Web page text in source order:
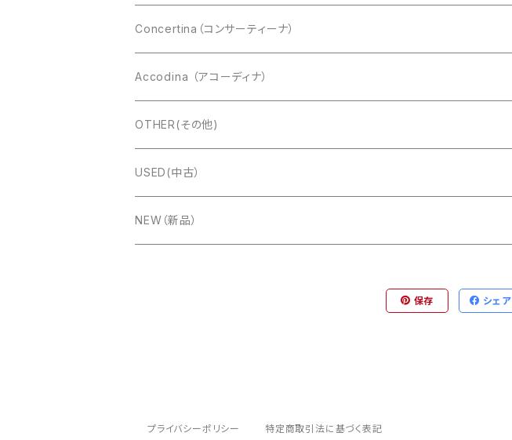
Cooperfisa(コーペルフィサ)
Exelsior(エキセルシァー)
Bugari(ブガリ)
Titano(タイタノ)
Accormate(アコメッテ)
CROMATIC(クロマチック)
DIATONIC（ダイアトニック）
Alfred Arnold（AA:ドブレアー）
Ernst Luis Arnold(ELA:エラ)
PREMIER(プレミア）
Concertina（コンサーティーナ）
アングロコンサーティーナ
イングリッシュコンサーティーナ
Charles Wheatstone
Accodina （アコーディナ）
Marcel Druex
OTHER(その他)
楽器ケース
FUSELLI（フセリ）
楽譜
USED(中古）
NEW（新品）
保存 シェア
プライバシーポリシー 特定商取引法に基づく表記